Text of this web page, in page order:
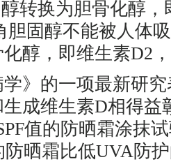
转换为胆骨化醇
胆固醇不能被人体
醇，即维生素D2
的一项最新研究
成维生素D相得益
值的防晒霜涂抹
晒霜比低UVA防